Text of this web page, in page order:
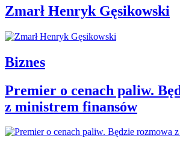
Zmarł Henryk Gęsikowski
Biznes
Premier o cenach paliw.
z ministrem finansów